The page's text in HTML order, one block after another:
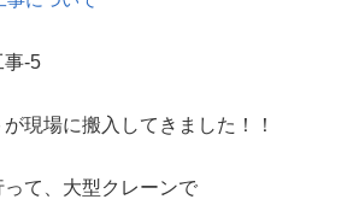
事-5
現場に搬入してきました！！
て、大型クレーンで